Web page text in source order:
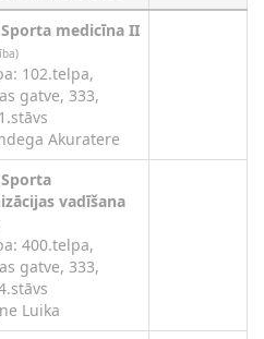
Sporta medicīna II
102.telpa,
gatve, 333,
Akuratere
Sporta
vadīšana
400.telpa,
gatve, 333,
Luika